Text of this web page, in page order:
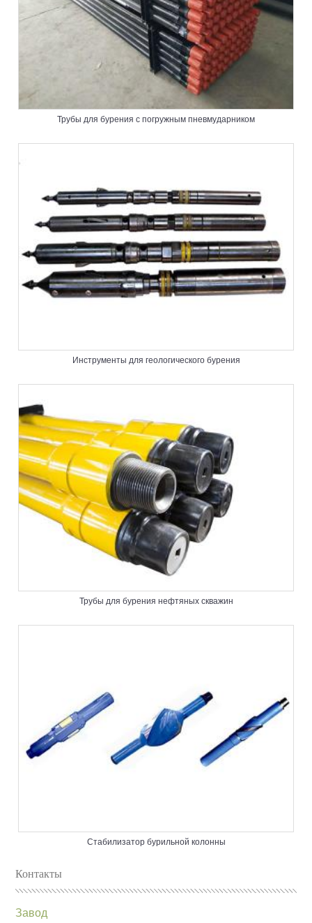
Трубы для бурения с погружным пневмударником
Инструменты для геологического бурения
Трубы для бурения нефтяных скважин
Стабилизатор бурильной колонны
Контакты
Завод